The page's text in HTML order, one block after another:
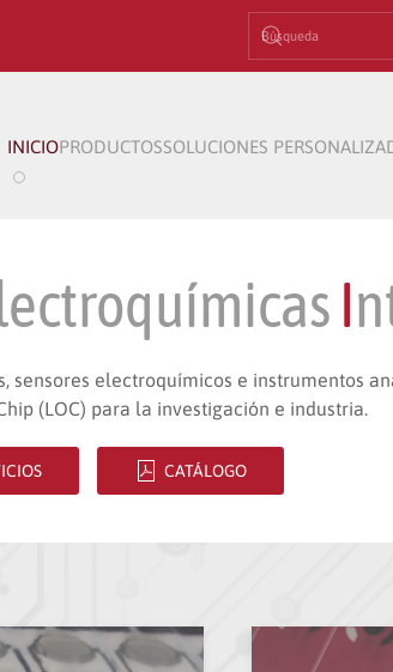
INICIOPRODUCTOSSOLUCIONES
THICK-FILM
THIN-FILM
ECSENS
SOLUCIONES PERSONALIZADAS
I
electroquímicos e instrumentos
(LOC) para la investigación e industria.
CATÁLOGO